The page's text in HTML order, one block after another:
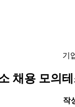
기
채용 모의
작